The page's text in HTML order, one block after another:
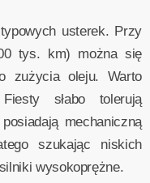
usterek. Przy
tys. km) można się
zużycia oleju. Warto
słabo tolerują
mechaniczną
szukając niskich
wysokoprężne.